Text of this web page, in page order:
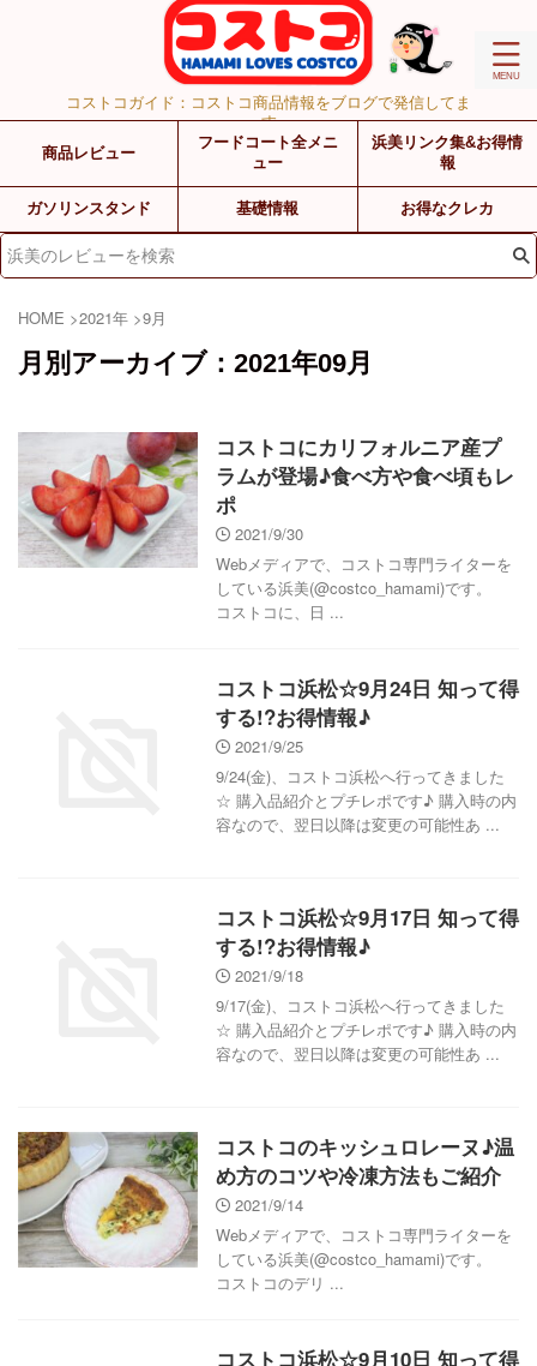
コストコガイド：コストコ商品情報をブログで発信してま
す
商品レビュー
フードコート全メニ
ュー
浜美リンク集&お得情
報
ガソリンスタンド 基礎情報 お得なクレカ
HOME >2021年 >9月
月別アーカイブ：2021年09月
コストコにカリフォルニア産プ
ラムが登場♪食べ方や食べ頃もレ
ポ
2021/9/30
Webメディアで、コストコ専門ライターを
している浜美(@costco_hamami)です。
コストコに、日 ...
コストコ浜松☆9月24日 知って得
する!?お得情報♪
2021/9/25
9/24(金)、コストコ浜松へ行ってきました
☆ 購入品紹介とプチレポです♪ 購入時の内
容なので、翌日以降は変更の可能性あ ...
コストコ浜松☆9月17日 知って得
する!?お得情報♪
2021/9/18
9/17(金)、コストコ浜松へ行ってきました
☆ 購入品紹介とプチレポです♪ 購入時の内
容なので、翌日以降は変更の可能性あ ...
コストコのキッシュロレーヌ♪温
め方のコツや冷凍方法もご紹介
2021/9/14
Webメディアで、コストコ専門ライターを
している浜美(@costco_hamami)です。
コストコのデリ ...
コストコ浜松☆9月10日 知って得